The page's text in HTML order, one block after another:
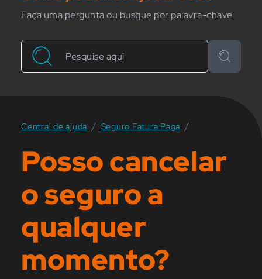
Faça uma pergunta ou busque por palavra-chave
Buscar
Central de ajuda / Seguro Fatura Paga /
Posso cancelar
o seguro a
qualquer
momento?